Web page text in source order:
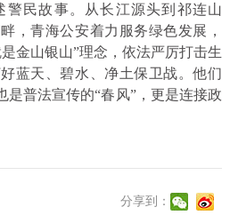
警民故事。从长江源头到祁连山
，青海公安着力服务绿色发展，
金山银山”理念，依法严厉打击生
蓝天、碧水、净土保卫战。他们
是普法宣传的“春风”，更是连接政
分享到：